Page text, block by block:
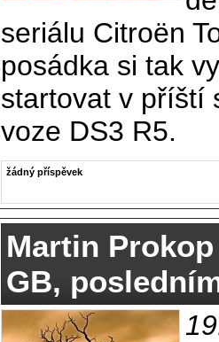
seriálu Citroën
posádka si tak
startovat v příští
voze DS3 R5.
žádný příspěvek
Martin
GB,